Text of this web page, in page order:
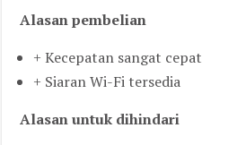
Alasan pembelian
+ Kecepatan sangat cepat
+ Siaran Wi-Fi tersedia
Alasan untuk dihindari